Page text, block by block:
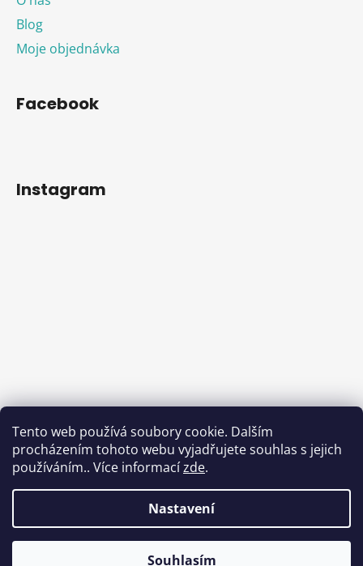
Tento web používá soubory cookie. Dalším
procházením tohoto webu vyjadřujete souhlas s jejich
používáním.. Více informacízde.
Nastavení
Souhlasím
Blog
Moje objednávka
Facebook
Instagram
Vytvořil Shoptet